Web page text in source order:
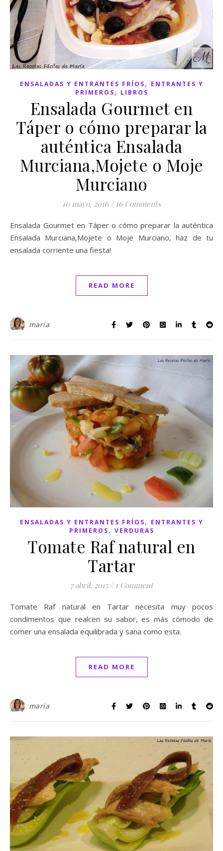
ENSALADAS Y ENTRANTES FRÍOS, ENTRANTES Y
PRIMEROS, LIBROS
Ensalada Gourmet en
Táper o cómo preparar la
auténtica Ensalada
Murciana,Mojete o Moje
Murciano
10 mayo, 2016 / 16 Comments
Ensalada Gourmet en Táper o cómo preparar la auténtica
Ensalada Murciana,Mojete o Moje Murciano, haz de tu
ensalada corriente una fiesta!
READ MORE
maria
ENSALADAS Y ENTRANTES FRÍOS, ENTRANTES Y
PRIMEROS, VERDURAS
Tomate Raf natural en
Tartar
7 abril, 2015 / 1 Comment
Tomate Raf natural en Tartar necesita muy pocos
condimentos que realcen su sabor, es más cómodo de
comer una ensalada equilibrada y sana como esta.
READ MORE
maria